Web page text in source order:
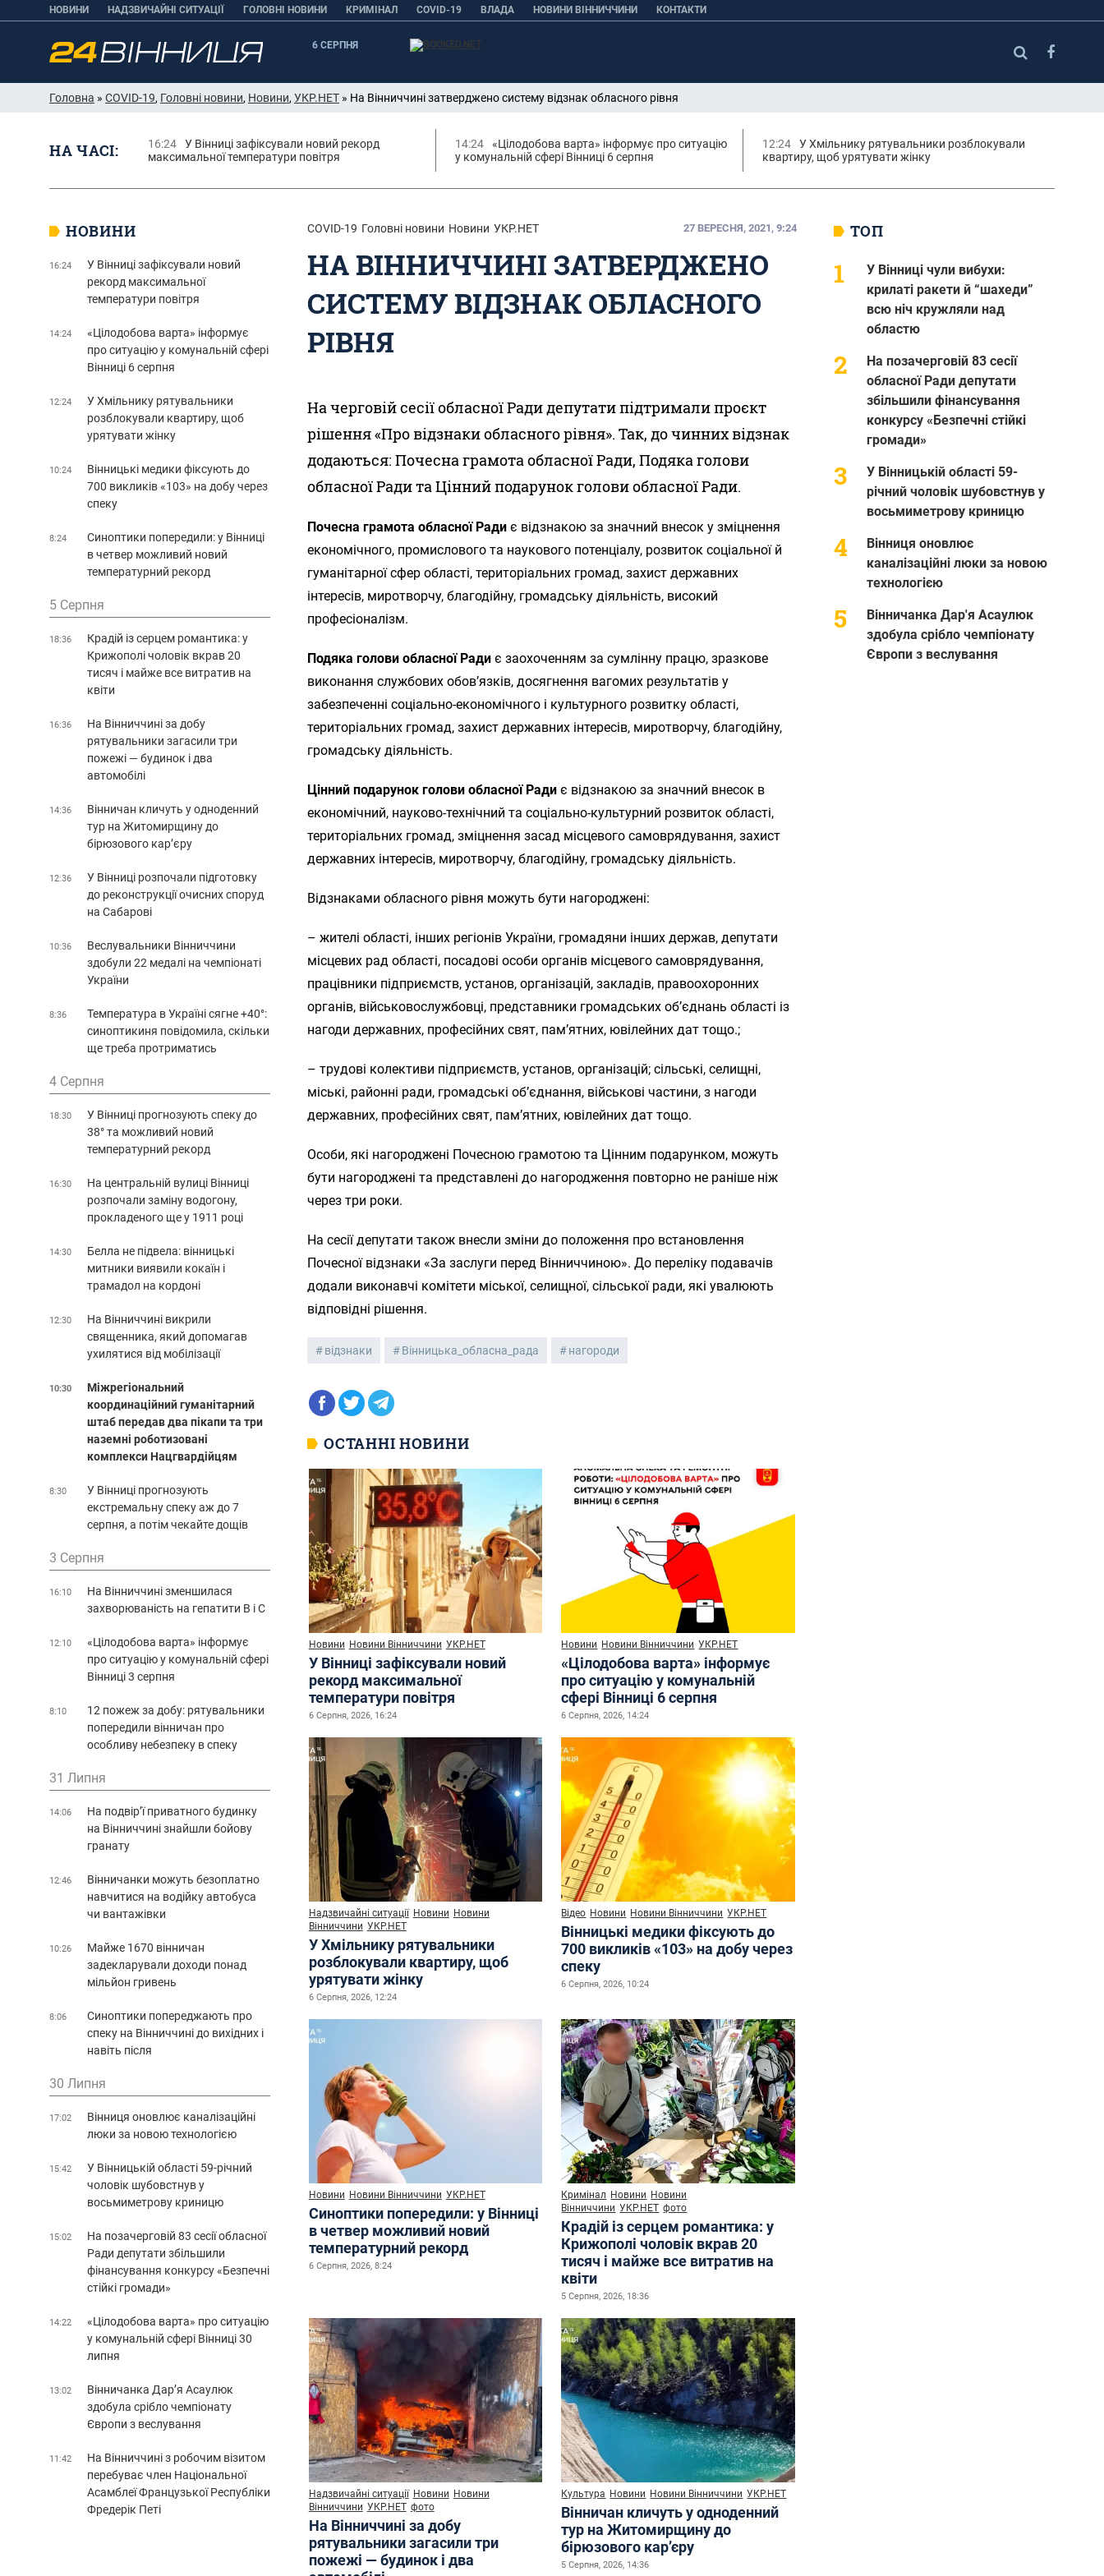
НОВИНИ НАДЗВИЧАЙНІ СИТУАЦІЇ ГОЛОВНІ НОВИНИ КРИМІНАЛ COVID-19 ВЛАДА НОВИНИ ВІННИЧЧИНИ КОНТАКТИ
6 СЕРПНЯ
Головна » COVID-19, Головні новини, Новини, УКР.НЕТ » На Вінниччині затверджено систему відзнак обласного рівня
НА ЧАСІ: 16:24
У Вінниці зафіксували новий рекорд
максимальної температури повітря
14:24
«Цілодобова варта» інформує про ситуацію
у комунальній сфері Вінниці 6 серпня
12:24
У Хмільнику рятувальники розблокували
квартиру, щоб урятувати жінку
COVID-19 Головні новини Новини УКР.НЕТ 27 ВЕРЕСНЯ, 2021, 9:24
НА ВІННИЧЧИНІ ЗАТВЕРДЖЕНО
СИСТЕМУ ВІДЗНАК ОБЛАСНОГО
РІВНЯ
На черговій сесії обласної Ради депутати підтримали проєкт
рішення «Про відзнаки обласного рівня». Так, до чинних відзнак
додаються: Почесна грамота обласної Ради, Подяка голови
обласної Ради та Цінний подарунок голови обласної Ради.
Почесна грамота обласної Ради є відзнакою за значний внесок у зміцнення
економічного, промислового та наукового потенціалу, розвиток соціальної й
гуманітарної сфер області, територіальних громад, захист державних
інтересів, миротворчу, благодійну, громадську діяльність, високий
професіоналізм.
Подяка голови обласної Ради є заохоченням за сумлінну працю, зразкове
виконання службових обов’язків, досягнення вагомих результатів у
забезпеченні соціально-економічного і культурного розвитку області,
територіальних громад, захист державних інтересів, миротворчу, благодійну,
громадську діяльність.
Цінний подарунок голови обласної Ради є відзнакою за значний внесок в
економічний, науково-технічний та соціально-культурний розвиток області,
територіальних громад, зміцнення засад місцевого самоврядування, захист
державних інтересів, миротворчу, благодійну, громадську діяльність.
Відзнаками обласного рівня можуть бути нагороджені:
– жителі області, інших регіонів України, громадяни інших держав, депутати
місцевих рад області, посадові особи органів місцевого самоврядування,
працівники підприємств, установ, організацій, закладів, правоохоронних
органів, військовослужбовці, представники громадських об’єднань області із
нагоди державних, професійних свят, пам’ятних, ювілейних дат тощо.;
– трудові колективи підприємств, установ, організацій; сільські, селищні,
міські, районні ради, громадські об’єднання, військові частини, з нагоди
державних, професійних свят, пам’ятних, ювілейних дат тощо.
Особи, які нагороджені Почесною грамотою та Цінним подарунком, можуть
бути нагороджені та представлені до нагородження повторно не раніше ніж
через три роки.
На сесії депутати також внесли зміни до положення про встановлення
Почесної відзнаки «За заслуги перед Вінниччиною». До переліку подавачів
додали виконавчі комітети міської, селищної, сільської ради, які увалюють
відповідні рішення.
відзнаки Вінницька_обласна_рада нагороди
ОСТАННІ НОВИНИ
Новини Новини Вінниччини УКР.НЕТ
У Вінниці зафіксували новий
рекорд максимальної
температури повітря
6 Серпня, 2026, 16:24
Новини Новини Вінниччини УКР.НЕТ
«Цілодобова варта» інформує
про ситуацію у комунальній
сфері Вінниці 6 серпня
6 Серпня, 2026, 14:24
Надзвичайні ситуації Новини Новини
Вінниччини УКР.НЕТ
У Хмільнику рятувальники
розблокували квартиру, щоб
урятувати жінку
6 Серпня, 2026, 12:24
Відео Новини Новини Вінниччини УКР.НЕТ
Вінницькі медики фіксують до
700 викликів «103» на добу через
спеку
6 Серпня, 2026, 10:24
Новини Новини Вінниччини УКР.НЕТ
Синоптики попередили: у Вінниці
в четвер можливий новий
температурний рекорд
6 Серпня, 2026, 8:24
Кримінал Новини Новини
Вінниччини УКР.НЕТ фото
Крадій із серцем романтика: у
Крижополі чоловік вкрав 20
тисяч і майже все витратив на
квіти
5 Серпня, 2026, 18:36
Надзвичайні ситуації Новини Новини
Вінниччини УКР.НЕТ фото
На Вінниччині за добу
рятувальники загасили три
пожежі — будинок і два
Культура Новини Новини Вінниччини УКР.НЕТ
Вінничан кличуть у одноденний
тур на Житомирщину до
бірюзового кар’єру
5 Серпня, 2026, 14:36
ТОП
У Вінниці чули вибухи:
крилаті ракети й “шахеди”
всю ніч кружляли над
областю
На позачерговій 83 сесії
обласної Ради депутати
збільшили фінансування
конкурсу «Безпечні стійкі
громади»
У Вінницькій області 59-
річний чоловік шубовстнув у
восьмиметрову криницю
Вінниця оновлює
каналізаційні люки за новою
технологією
Вінничанка Дар'я Асаулюк
здобула срібло чемпіонату
Європи з веслування
НОВИНИ
16:24
У Вінниці зафіксували новий
рекорд максимальної
температури повітря
14:24
«Цілодобова варта» інформує
про ситуацію у комунальній сфері
Вінниці 6 серпня
12:24
У Хмільнику рятувальники
розблокували квартиру, щоб
урятувати жінку
10:24
Вінницькі медики фіксують до
700 викликів «103» на добу через
спеку
8:24
Синоптики попередили: у Вінниці
в четвер можливий новий
температурний рекорд
5 Серпня
18:36
Крадій із серцем романтика: у
Крижополі чоловік вкрав 20
тисяч і майже все витратив на
квіти
16:36
На Вінниччині за добу
рятувальники загасили три
пожежі — будинок і два
автомобілі
14:36
Вінничан кличуть у одноденний
тур на Житомирщину до
бірюзового кар’єру
12:36
У Вінниці розпочали підготовку
до реконструкції очисних споруд
на Сабарові
10:36
Веслувальники Вінниччини
здобули 22 медалі на чемпіонаті
України
8:36
Температура в Україні сягне +40°:
синоптикиня повідомила, скільки
ще треба протриматись
4 Серпня
18:30
У Вінниці прогнозують спеку до
38° та можливий новий
температурний рекорд
16:30
На центральній вулиці Вінниці
розпочали заміну водогону,
прокладеного ще у 1911 році
14:30
Белла не підвела: вінницькі
митники виявили кокаїн і
трамадол на кордоні
12:30
На Вінниччині викрили
священника, який допомагав
ухилятися від мобілізації
10:30
Міжрегіональний
координаційний гуманітарний
штаб передав два пікапи та три
наземні роботизовані
комплекси Нацгвардійцям
8:30
У Вінниці прогнозують
екстремальну спеку аж до 7
серпня, а потім чекайте дощів
3 Серпня
16:10
На Вінниччині зменшилася
захворюваність на гепатити В і С
12:10
«Цілодобова варта» інформує
про ситуацію у комунальній сфері
Вінниці 3 серпня
8:10
12 пожеж за добу: рятувальники
попередили вінничан про
особливу небезпеку в спеку
31 Липня
14:06
На подвір’ї приватного будинку
на Вінниччині знайшли бойову
гранату
12:46
Вінничанки можуть безоплатно
навчитися на водійку автобуса
чи вантажівки
10:26
Майже 1670 вінничан
задекларували доходи понад
мільйон гривень
8:06
Синоптики попереджають про
спеку на Вінниччині до вихідних і
навіть після
30 Липня
17:02
Вінниця оновлює каналізаційні
люки за новою технологією
15:42
У Вінницькій області 59-річний
чоловік шубовстнув у
восьмиметрову криницю
15:02
На позачерговій 83 сесії обласної
Ради депутати збільшили
фінансування конкурсу «Безпечні
стійкі громади»
14:22
«Цілодобова варта» про ситуацію
у комунальній сфері Вінниці 30
липня
13:02
Вінничанка Дар’я Асаулюк
здобула срібло чемпіонату
Європи з веслування
11:42
На Вінниччині з робочим візитом
перебуває член Національної
Асамблеї Французької Республіки
Фредерік Петі